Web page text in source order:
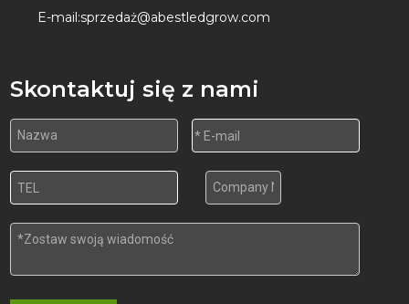
E-mail:sprzedaż@abestledgrow.com
Skontaktuj się z nami